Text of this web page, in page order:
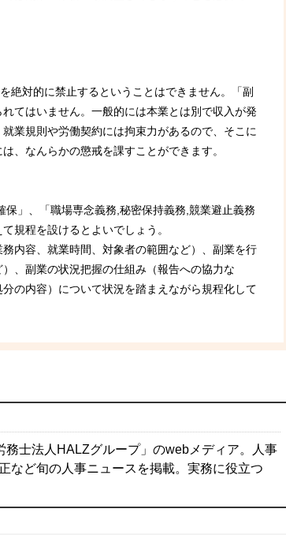
絶対的に禁止するということはできません。「副
てはいません。一般的には本業とは別で収入が発
業規則や労働契約には拘束力があるので、そこに
、なんらかの懲戒を課すことができます。
」、「職場専念義務,秘密保持義務,競業避止義務
規程を設けるとよいでしょう。
内容、就業時間、対象者の範囲など）、副業を行
、副業の状況把握の仕組み（報告への協力な
の内容）について状況を踏まえながら規程化して
務士法人HALZグループ」のwebメディア。人事
など旬の人事ニュースを掲載。実務に役立つ